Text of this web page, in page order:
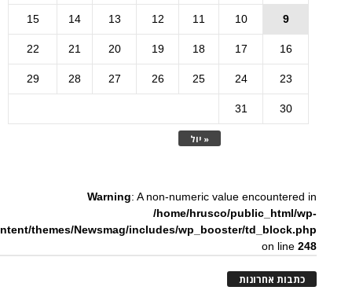
« יול
9
10
11
12
13
14
15
16
17
18
19
20
21
22
23
24
25
26
27
28
29
30
31
Warning: A non-numeric value encountered in
/home/hrusco/public_html/wp-
themes/Newsmag/includes/wp_booster/td_block.php
on line248
כתבות אחרונות